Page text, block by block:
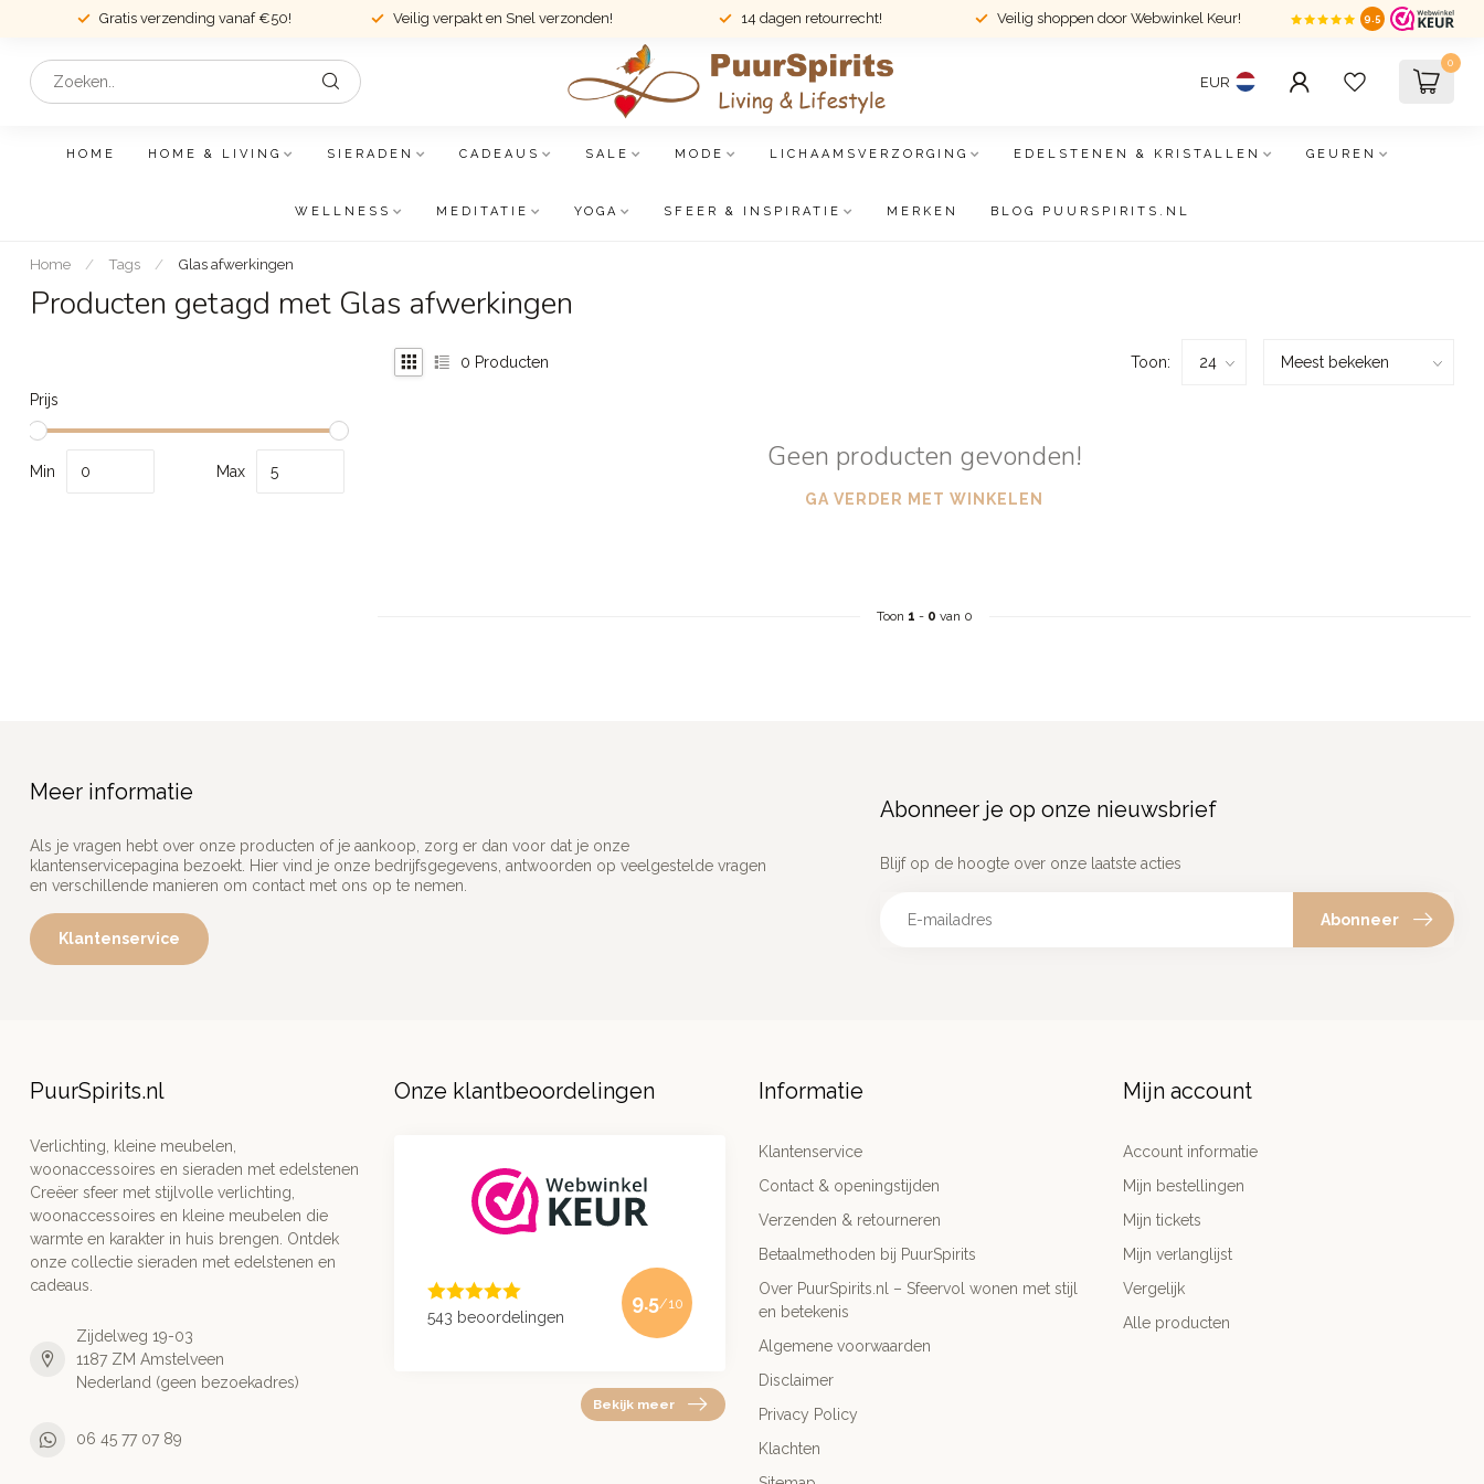
Gratis verzending vanaf €50! Veilig verpakt en Snel verzonden! 14 dagen retourrecht! Veilig shoppen door Webwinkel Keur! 9.5
EUR
0
HOME HOME & LIVING SIERADEN CADEAUS SALE MODE LICHAAMSVERZORGING EDELSTENEN & KRISTALLEN GEUREN
WELLNESS MEDITATIE YOGA SFEER & INSPIRATIE MERKEN BLOG PUURSPIRITS.NL
Home / Tags / Glas afwerkingen
Producten getagd met Glas afwerkingen
Prijs
Min Max
0 Producten Toon:
Geen producten gevonden!
GA VERDER MET WINKELEN
Toon 1 - 0 van 0
Meer informatie
Als je vragen hebt over onze producten of je aankoop, zorg er dan voor dat je onze
klantenservicepagina bezoekt. Hier vind je onze bedrijfsgegevens, antwoorden op veelgestelde vragen
en verschillende manieren om contact met ons op te nemen.
Klantenservice
Abonneer je op onze nieuwsbrief
Blijf op de hoogte over onze laatste acties
Abonneer
PuurSpirits.nl
Verlichting, kleine meubelen,
woonaccessoires en sieraden met edelstenen
Creëer sfeer met stijlvolle verlichting,
woonaccessoires en kleine meubelen die
warmte en karakter in huis brengen. Ontdek
onze collectie sieraden met edelstenen en
cadeaus.
Zijdelweg 19-03
1187 ZM Amstelveen
Nederland (geen bezoekadres)
06 45 77 07 89
Onze klantbeoordelingen
543 beoordelingen
9.5/10
Bekijk meer
Informatie
Klantenservice
Contact & openingstijden
Verzenden & retourneren
Betaalmethoden bij PuurSpirits
Over PuurSpirits.nl – Sfeervol wonen met stijl
en betekenis
Algemene voorwaarden
Disclaimer
Privacy Policy
Klachten
Mijn account
Account informatie
Mijn bestellingen
Mijn tickets
Mijn verlanglijst
Vergelijk
Alle producten